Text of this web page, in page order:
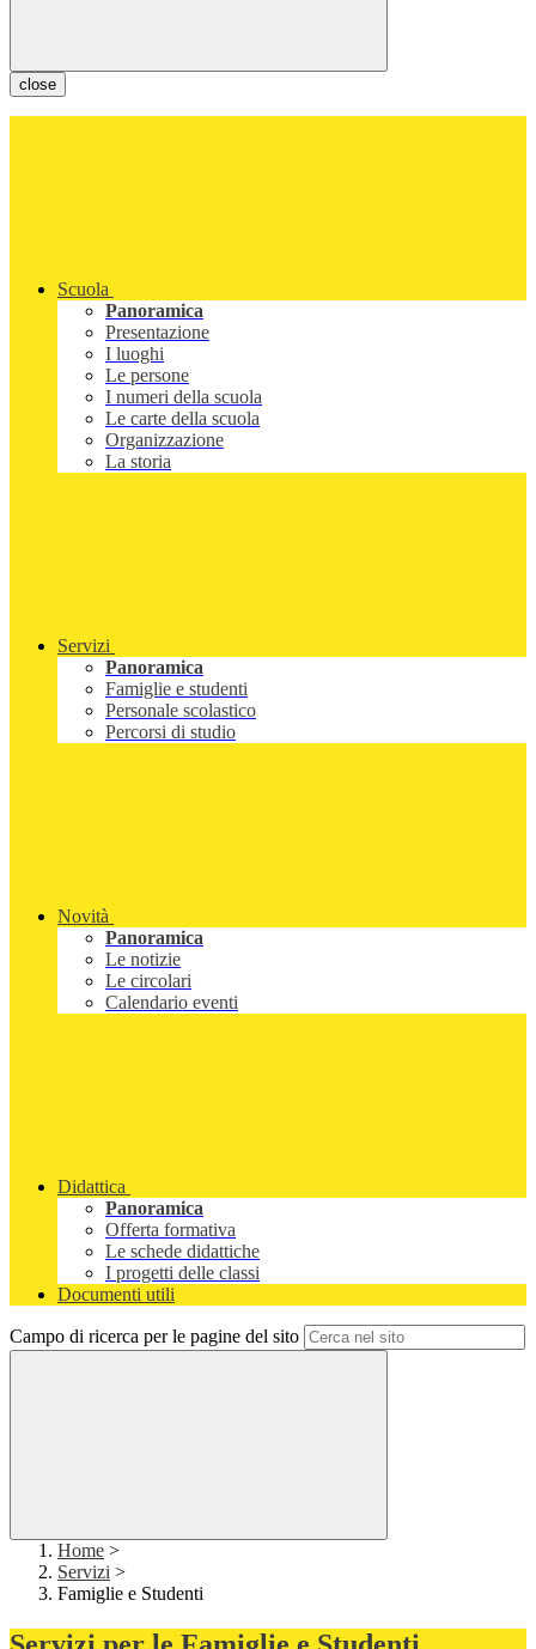
close
Scuola
Panoramica
Presentazione
I luoghi
Le persone
I numeri della scuola
Le carte della scuola
Organizzazione
La storia
Servizi
Panoramica
Famiglie e studenti
Personale scolastico
Percorsi di studio
Novità
Panoramica
Le notizie
Le circolari
Calendario eventi
Didattica
Panoramica
Offerta formativa
Le schede didattiche
I progetti delle classi
Documenti utili
Campo di ricerca per le pagine del sito
Home >
Servizi >
Famiglie e Studenti